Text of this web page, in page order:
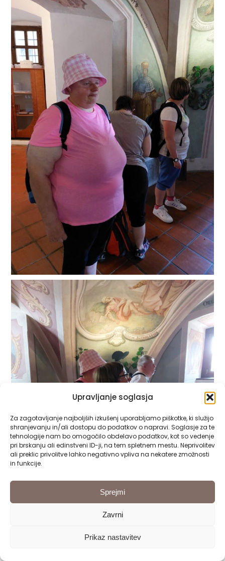
Upravljanje soglasja
Za zagotavljanje najboljših izkušenj uporabljamo piškotke, ki služijo
shranjevanju in/ali dostopu do podatkov o napravi. Soglasje za te
tehnologije nam bo omogočilo obdelavo podatkov, kot so vedenje
pri brskanju ali edinstveni ID-ji, na tem spletnem mestu. Neprivolitev
ali preklic privolitve lahko negativno vpliva na nekatere zmožnosti
in funkcije.
Sprejmi
Zavrni
Prikaz nastavitev